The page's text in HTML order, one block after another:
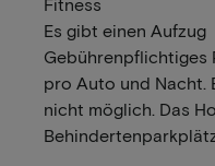
Es gibt einen Aufzug
Gebührenpflichtiges
pro Auto und Nacht.
nicht möglich. Das